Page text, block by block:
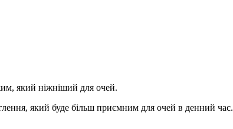
який ніжніший для очей.
який буде більш приємним для очей в денний час.